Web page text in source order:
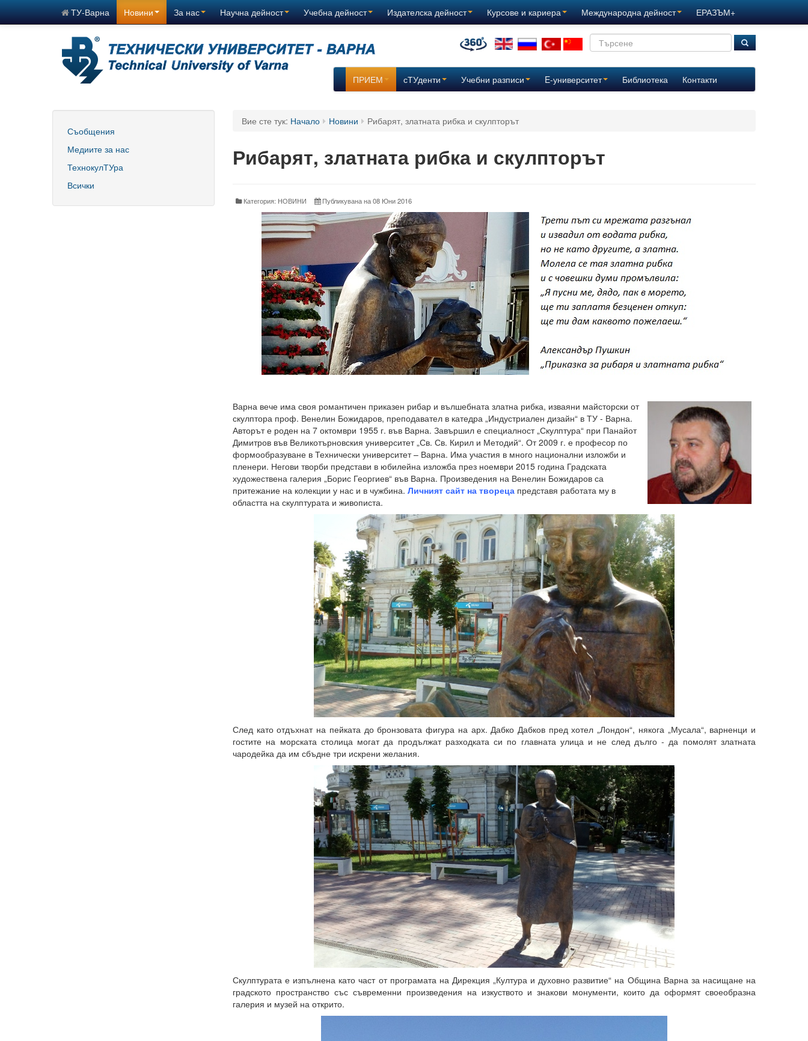
ТУ-Варна Новини За нас Научна дейност Учебна дейност Издателска дейност Курсове и кариера Международна дейност ЕРАЗЪМ+
ПРИЕМ сТУденти Учебни разписи E-университет Библиотека Контакти
Съобщения
Медиите за нас
ТехнокулТУра
Всички
Вие сте тук: Начало Новини Рибарят, златната рибка и скулпторът
Рибарят, златната рибка и скулпторът
Категория: НОВИНИ Публикувана на 08 Юни 2016
Варна вече има своя романтичен приказен рибар и вълшебната златна рибка, изваяни майсторски от
скулптора проф. Венелин Божидаров, преподавател в катедра „Индустриален дизайн“ в ТУ - Варна.
Авторът е роден на 7 октомври 1955 г. във Варна. Завършил е специалност „Скулптура“ при Панайот
Димитров във Великотърновския университет „Св. Св. Кирил и Методий“. От 2009 г. е професор по
формообразуване в Технически университет – Варна. Има участия в много национални изложби и
пленери. Негови творби представи в юбилейна изложба през ноември 2015 година Градската
художествена галерия „Борис Георгиев“ във Варна. Произведения на Венелин Божидаров са
притежание на колекции у нас и в чужбина. Личният сайт на твореца представя работата му в
областта на скулптурата и живописта.
След като отдъхнат на пейката до бронзовата фигура на арх. Дабко Дабков пред хотел „Лондон“, някога „Мусала“, варненци и
гостите на морската столица могат да продължат разходката си по главната улица и не след дълго - да помолят златната
чародейка да им сбъдне три искрени желания.
Скулптурата е изпълнена като част от програмата на Дирекция „Култура и духовно развитие“ на Община Варна за насищане на
градското пространство със съвременни произведения на изкуството и знакови монументи, които да оформят своеобразна
галерия и музей на открито.